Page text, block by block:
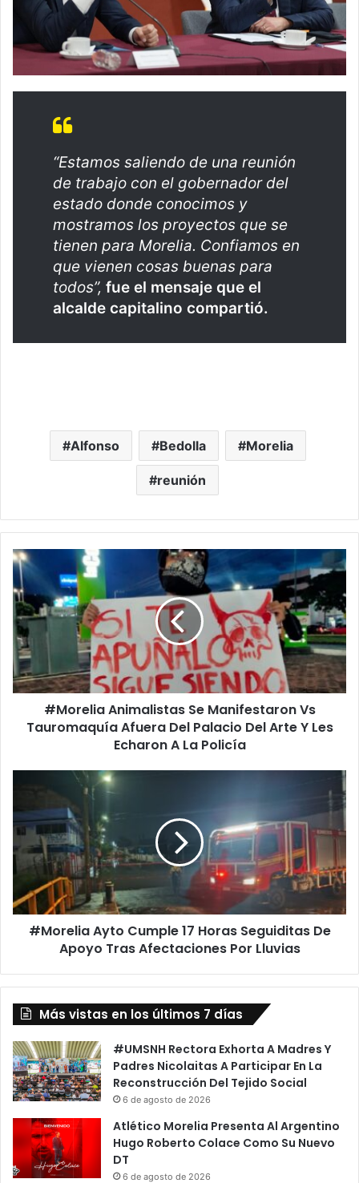
“Estamos saliendo de una reunión
de trabajo con el gobernador del
estado donde conocimos y
mostramos los proyectos que se
tienen para Morelia. Confiamos en
que vienen cosas buenas para
todos”, fue el mensaje que el
alcalde capitalino compartió.
Alfonso Bedolla Morelia
reunión
#Morelia
Animalistas
Se
Manifestaron
Vs
Tauromaquía
Afuera
Del
Palacio
Arte Y
Policía
#Morelia Animalistas Se Manifestaron Vs
Tauromaquía Afuera Del Palacio Del Arte Y Les
Echaron A La Policía
Cumple
17
Horas
Seguiditas
Apoyo
Tras
Afectaciones
#Morelia Ayto Cumple 17 Horas Seguiditas De
Apoyo Tras Afectaciones Por Lluvias
Más vistas en los últimos 7 días
#UMSNH Rectora Exhorta A Madres Y
Padres Nicolaitas A Participar En La
Reconstrucción Del Tejido Social
6 de agosto de 2026
Atlético Morelia Presenta Al Argentino
Hugo Roberto Colace Como Su Nuevo
DT
6 de agosto de 2026